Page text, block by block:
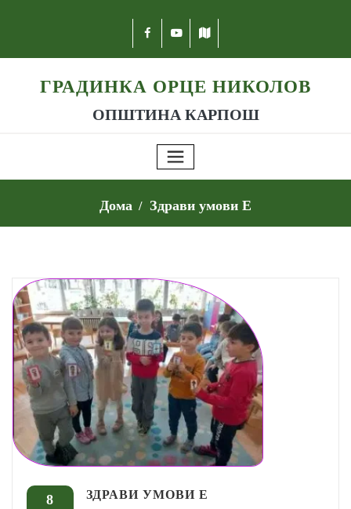
ГРАДИНКА ОРЦЕ НИКОЛОВ
ОПШТИНА КАРПОШ
Дома Здрави умови Е
8 ЗДРАВИ УМОВИ Е